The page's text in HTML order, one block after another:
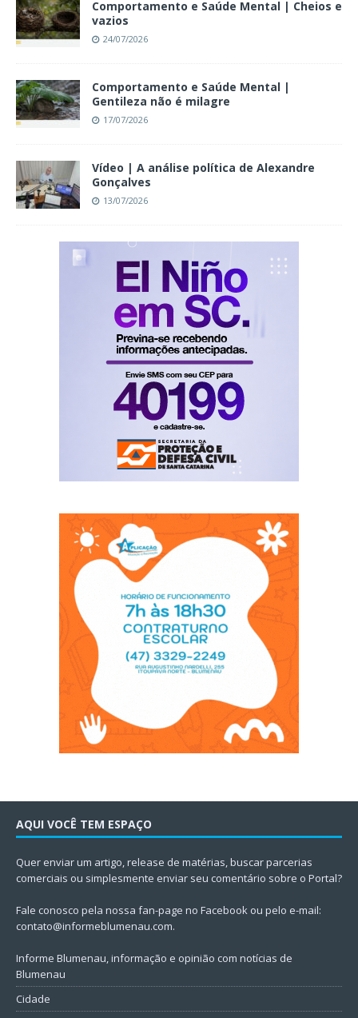
Comportamento e Saúde Mental | Cheios e
vazios
24/07/2026
Comportamento e Saúde Mental |
Gentileza não é milagre
17/07/2026
Vídeo | A análise política de Alexandre
Gonçalves
13/07/2026
AQUI VOCÊ TEM ESPAÇO
Quer enviar um artigo, release de matérias, buscar parcerias
comerciais ou simplesmente enviar seu comentário sobre o Portal?
Fale conosco pela nossa fan-page no Facebook ou pelo e-mail:
contato@informeblumenau.com.
Informe Blumenau, informação e opinião com notícias de
Blumenau
Cidade